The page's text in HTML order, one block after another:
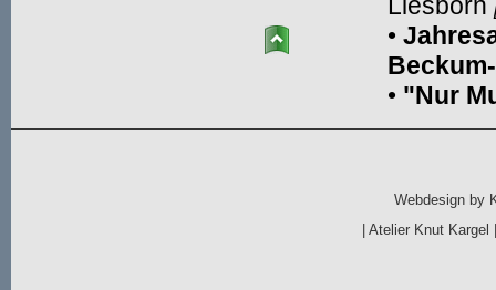
Webdesign by
|Atelier Knut Kargel